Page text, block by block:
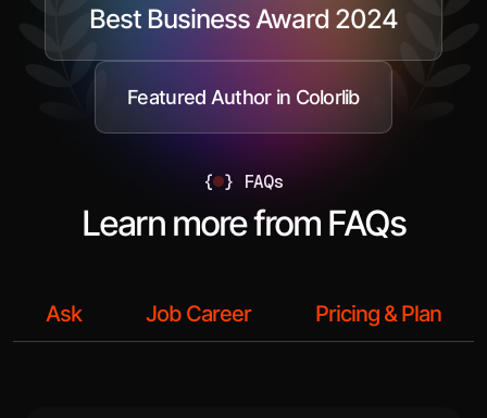
Best Business Award 2024
Featured Author in Colorlib
{ } FAQs
Learn more from FAQs
Ask Job Career Pricing & Plan